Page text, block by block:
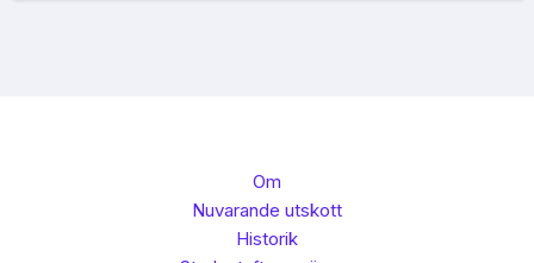
Om
Nuvarande utskott
Historik